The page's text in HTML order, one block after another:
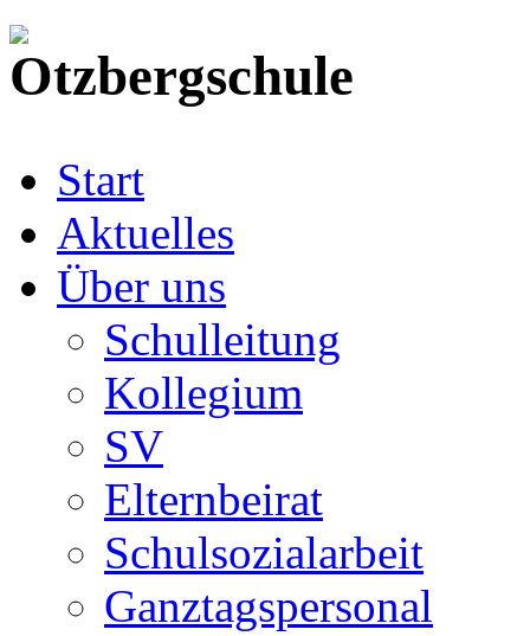
Start
Aktuelles
Über uns
Schulleitung
Kollegium
SV
Elternbeirat
Schulsozialarbeit
Ganztagspersonal